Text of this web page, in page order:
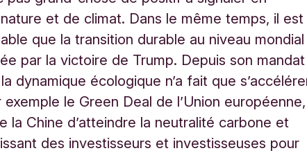
et de climat. Dans le même temps, il est
que la transition durable au niveau mondial
par la victoire de Trump. Depuis son mandat
dynamique écologique n’a fait que
le Green Deal de l’Union européenne,
la Chine d’atteindre la neutralité carbone et
des investisseurs et investisseuses pour